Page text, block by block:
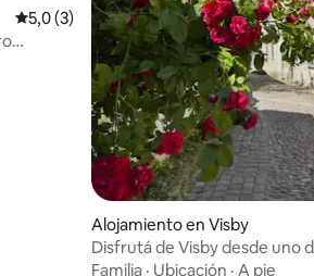
Calificación promedio: 5,0 de 5. 3
5,0 (3)
Alojamiento en Visby
Disfrutá de Visby desde uno
callejones más bonitos de la
Familia · Ubicación · A pie